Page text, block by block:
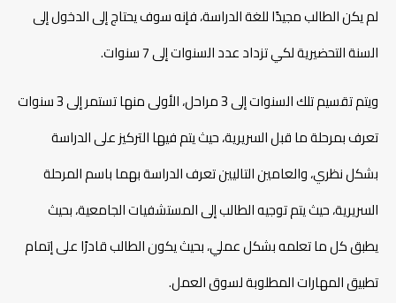
لم يكن الطالب مجيدًا للغة الدراسة، فإنه سوف يحتاج إلى الدخول إلى
السنة التحضيرية لكي تزداد عدد السنوات إلى 7 سنوات.
ويتم تقسيم تلك السنوات إلى 3 مراحل، الأولى منها تستمر إلى 3 سنوات
تعرف بمرحلة ما قبل السريرية، حيث يتم فيها التركيز على الدراسة
بشكل نظري، والعامين التاليين تعرف الدراسة بهما باسم المرحلة
السريرية، حيث يتم توجيه الطالب إلى المستشفيات الجامعية، بحيث
يطبق كل ما تعلمه بشكل عملي، بحيث يكون الطالب قادرًا على إتمام
تطبيق المهارات المطلوبة لسوق العمل.